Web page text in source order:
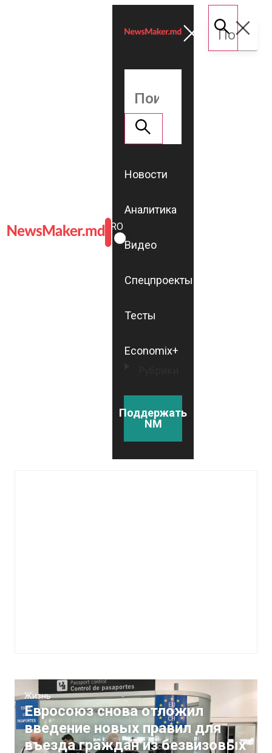
ROMÂNĂ
RU
Новости
Аналитика
Видео
Спецпроекты
Тесты
Economix+
Поддержать
NM
Жизнь
Евросоюз снова отложил
введение новых правил для
въезда граждан из безвизовых